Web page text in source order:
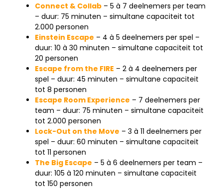
Connect & Collab – 5 à 7 deelnemers per team
– duur: 75 minuten – simultane capaciteit tot
2.000 personen
Einstein Escape – 4 à 5 deelnemers per spel –
duur: 10 à 30 minuten – simultane capaciteit tot
20 personen
Escape from the FIRE – 2 à 4 deelnemers per
spel – duur: 45 minuten – simultane capaciteit
tot 8 personen
Escape Room Experience – 7 deelnemers per
team – duur: 75 minuten – simultane capaciteit
tot 2.000 personen
Lock-Out on the Move – 3 à 11 deelnemers per
spel – duur: 60 minuten – simultane capaciteit
tot 11 personen
The Big Escape – 5 à 6 deelnemers per team –
duur: 105 à 120 minuten – simultane capaciteit
tot 150 personen